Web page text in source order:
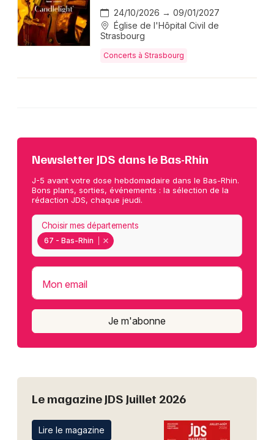
24/10/2026 → 09/01/2027
Église de l'Hôpital Civil de
Strasbourg
Concerts à Strasbourg
Newsletter JDS dans le Bas-Rhin
J-5 avant votre dose hebdomadaire dans le Bas-Rhin.
Bons plans, sorties, événements : la sélection de la
rédaction JDS, chaque jeudi.
67 - Bas-Rhin
Choisir mes départements
Mon email
Je m'abonne
Le magazine JDS Juillet 2026
Lire le magazine